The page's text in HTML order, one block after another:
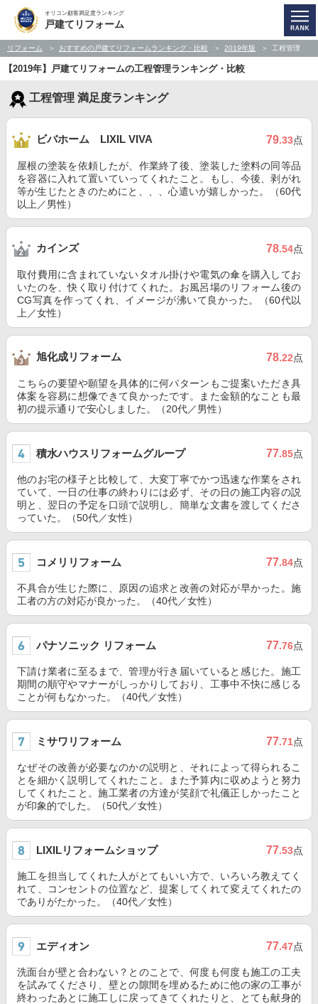
オリコン顧客満足度ランキング
戸建てリフォーム
リフォーム おすすめの戸建てリフォームランキング・比較 2019年版 工程管理
【2019年】戸建てリフォームの工程管理ランキング・比較
工程管理 満足度ランキング
ビバホーム LIXIL VIVA 79.33点
屋根の塗装を依頼したが、作業終了後、塗装した塗料の同等品
を容器に入れて置いていってくれたこと。もし、今後、剥がれ
等が生じたときのためにと、、、心遣いが嬉しかった。（60代
以上／男性）
カインズ 78.54点
取付費用に含まれていないタオル掛けや電気の傘を購入してお
いたのを、快く取り付けてくれた。お風呂場のリフォーム後の
CG写真を作ってくれ、イメージが沸いて良かった。（60代以
上／女性）
旭化成リフォーム 78.22点
こちらの要望や願望を具体的に何パターンもご提案いただき具
体案を容易に想像できて良かったです。また金額的なことも最
初の提示通りで安心しました。（20代／男性）
積水ハウスリフォームグループ 77.85点
他のお宅の様子と比較して、大変丁寧でかつ迅速な作業をされ
ていて、一日の仕事の終わりには必ず、その日の施工内容の説
明と、翌日の予定を口頭で説明し、簡単な文書を渡してくださ
っていた。（50代／女性）
コメリリフォーム 77.84点
不具合が生じた際に、原因の追求と改善の対応が早かった。施
工者の方の対応が良かった。（40代／女性）
パナソニック リフォーム 77.76点
下請け業者に至るまで、管理が行き届いていると感じた。施工
期間の順守やマナーがしっかりしており、工事中不快に感じる
ことが何もなかった。（40代／女性）
ミサワリフォーム 77.71点
なぜその改善が必要なのかの説明と、それによって得られるこ
とを細かく説明してくれたこと。また予算内に収めようと努力
してくれたこと。施工業者の方達が笑顔で礼儀正しかったこと
が印象的でした。（50代／女性）
LIXILリフォームショップ 77.53点
施工を担当してくれた人がとてもいい方で、いろいろ教えてく
れて、コンセントの位置など、提案してくれて変えてくれたの
でありがたかった。（40代／女性）
エディオン 77.47点
洗面台が壁と合わない？とのことで、何度も何度も施工の工夫
を試みてくださり、壁との隙間を埋めるために他の家の工事が
終わったあとに施工しに戻ってきてくれたりと、とても献身的